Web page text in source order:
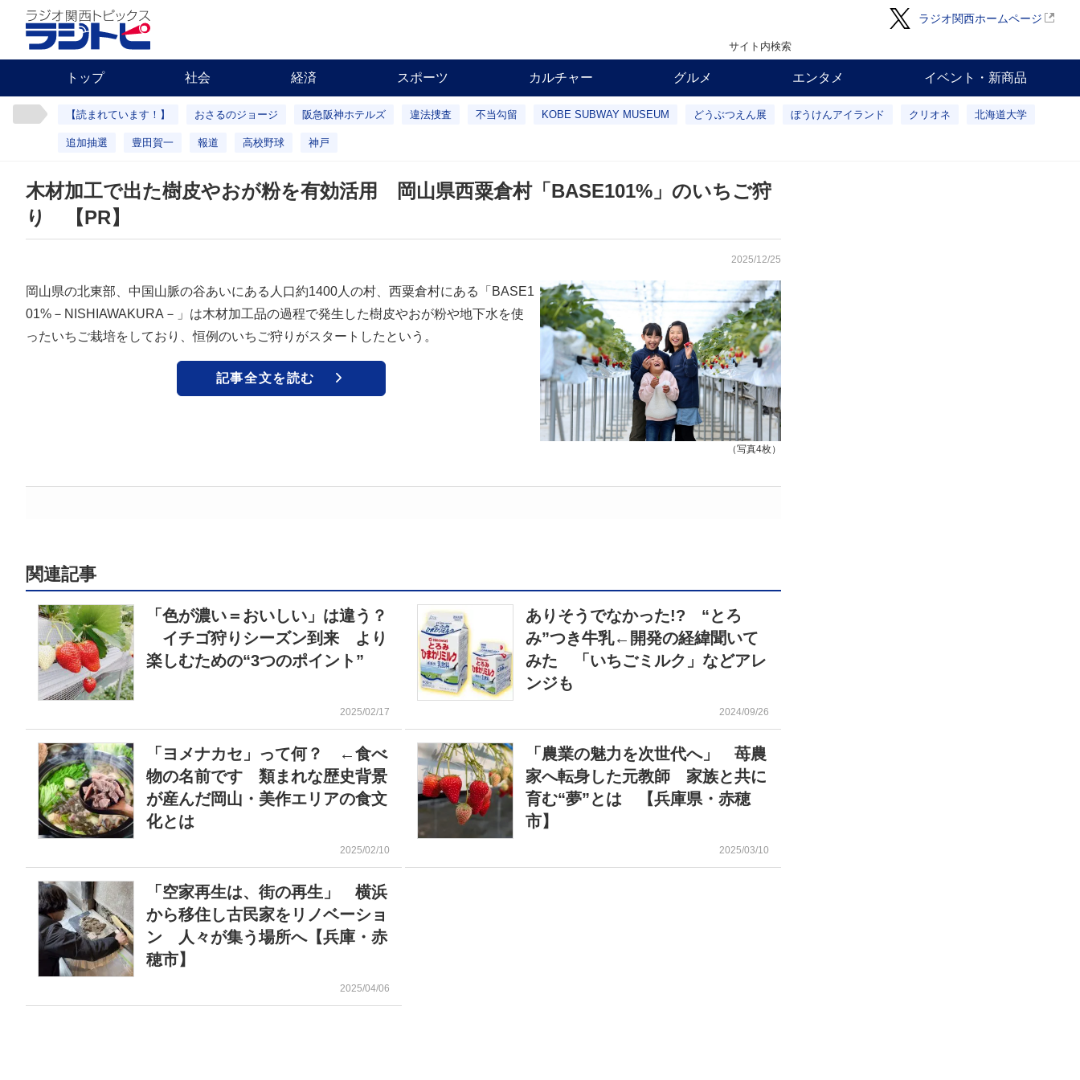
ラジオ関西ホームページ
サイト内検索
トップ 社会 経済 スポーツ カルチャー グルメ エンタメ イベント・新商品
【読まれています！】 おさるのジョージ 阪急阪神ホテルズ 違法捜査 不当勾留 KOBE SUBWAY MUSEUM どうぶつえん展 ぼうけんアイランド クリオネ 北海道大学
追加抽選 豊田賀一 報道 高校野球 神戸
木材加工で出た樹皮やおが粉を有効活用 岡山県西粟倉村「BASE101%」のいちご狩
り 【PR】
2025/12/25
（写真4枚）
岡山県の北東部、中国山脈の谷あいにある人口約1400人の村、西粟倉村にある「BASE1
01%－NISHIAWAKURA－」は木材加工品の過程で発生した樹皮やおが粉や地下水を使
ったいちご栽培をしており、恒例のいちご狩りがスタートしたという。
記事全文を読む
関連記事
「色が濃い＝おいしい」は違う？
イチゴ狩りシーズン到来 より
楽しむための“3つのポイント”
2025/02/17
ありそうでなかった!? “とろ
み”つき牛乳←開発の経緯聞いて
みた 「いちごミルク」などアレ
ンジも
2024/09/26
「ヨメナカセ」って何？ ←食べ
物の名前です 類まれな歴史背景
が産んだ岡山・美作エリアの食文
化とは
2025/02/10
「農業の魅力を次世代へ」 苺農
家へ転身した元教師 家族と共に
育む“夢”とは 【兵庫県・赤穂
市】
2025/03/10
「空家再生は、街の再生」 横浜
から移住し古民家をリノベーショ
ン 人々が集う場所へ【兵庫・赤
穂市】
2025/04/06